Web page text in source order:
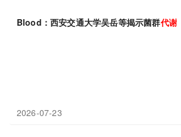
Blood：西安交通大学吴岳等揭示菌群代谢物
2026-07-23